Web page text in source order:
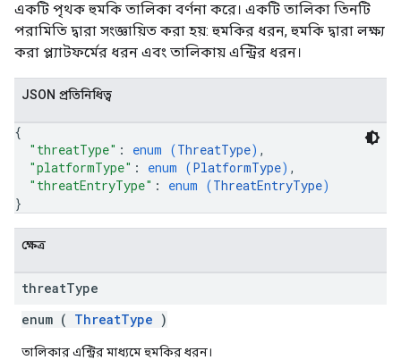
একটি পৃথক হুমকি তালিকা বর্ণনা করে। একটি তালিকা তিনটি
পরামিতি দ্বারা সংজ্ঞায়িত করা হয়: হুমকির ধরন, হুমকি দ্বারা লক্ষ্য
করা প্ল্যাটফর্মের ধরন এবং তালিকায় এন্ট্রির ধরন।
JSON প্রতিনিধিত্ব
{
"threatType" : enum (ThreatType) ,
"platformType" : enum (PlatformType) ,
"threatEntryType" : enum (ThreatEntryType)
}
ক্ষেত্র
threatType
enum ( ThreatType )
তালিকার এন্ট্রির মাধ্যমে হুমকির ধরন।